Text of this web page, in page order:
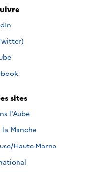
sur
sur
sur
suivre sur
sites
l'Aube
la Manche
Haute-Marne